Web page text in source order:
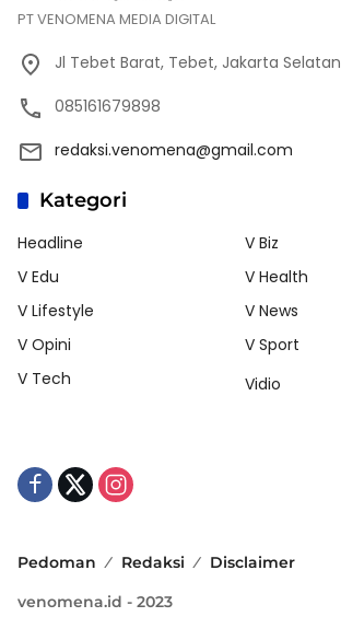
PT VENOMENA MEDIA DIGITAL
Jl Tebet Barat, Tebet, Jakarta Selatan
085161679898
redaksi.venomena@gmail.com
Kategori
Headline
V Biz
V Edu
V Health
V Lifestyle
V News
V Opini
V Sport
V Tech
Vidio
Pedoman Redaksi
Disclaimer
venomena.id - 2023